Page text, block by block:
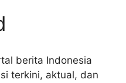
berita Indonesia
terkini, aktual, dan